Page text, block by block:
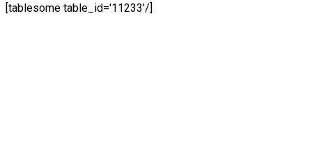
[tablesome table_id='11233'/]